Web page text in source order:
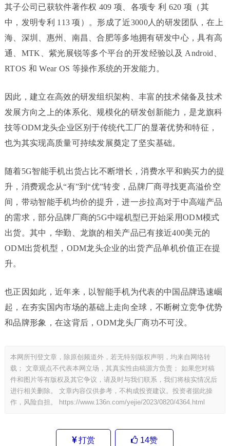
其子公司已获软件著作权 409 项、各项专 利 620 项（其
中，发明专利 113 项）。形成了近3000人的研发团队，在上
海、深圳、惠州、南昌、合肥等多地拥有研发中心，具有高
通、MTK、紫光展锐等多个平台的开发经验以及 Android、
RTOS 和 Wear OS 等操作系统的开发能力。
因此，建立在高效的研发组织架构、丰富的技术储备及技术
发展方向之上的体系化、规模化的研发创新能力，是龙旗科
技等ODM龙头企业区别于传统代工厂的显著优势和特征，
也为其实现高质量可持续发展奠定了坚实基础。
随着5G智能手机出货占比不断增长，消费水平和购买力的提
升，消费观念从“有”到“优”转变，品牌厂商寻找更高溢价空
间，带动智能手机均价的提升，进一步拉高对于中高端产品
的需求，部分品牌厂商的5G中端机型已开始采用ODM模式
出货。其中，华勤、龙旗的相关产品已有接近400美元的
ODM出货机型，ODM龙头企业的出货产品单机价值正在提
升。
也正因如此，近年来，以智能手机为代表的中国品牌迅速崛
起，在夯实国内市场的基础上走向全球，不断树立竞争优势
和品牌形象，在这背后，ODM龙头厂商功不可没。
本网所刊登文章，除原创频道外，若无特别版权声明，均来自网络转
载； 文章观点不代表本网立场，其真实性由稿源方负责； 如果您对稿
件和图片等有版权及其它争议，请及时与我们联系，我们将核实情况后
进行相关删除。 文章内容仅供参考，不构成投资建议。投资者据此操
作，风险自担。
https://www.136n.com/yejie/2023/0820/4364.html
打赏 14赞